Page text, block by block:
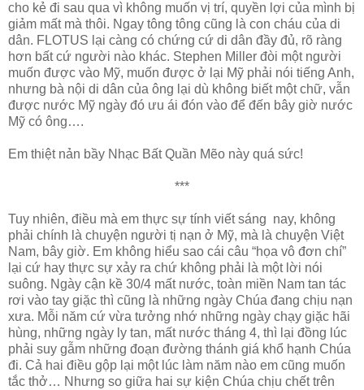
cho kẻ đi sau qua vì không muốn vị trí, quyền lợi của mình bị
giảm mất mà thôi. Ngay tông tông cũng là con cháu của di
dân. FLOTUS lại càng có chứng cứ di dân đầy đủ, rõ ràng
hơn bất cứ người nào khác. Stephen Miller đòi một người
muốn được vào Mỹ, muốn được ở lại Mỹ phải nói tiếng Anh,
nhưng bà nội di dân của ông lại dù không biết một chữ, vẫn
được nước Mỹ ngày đó ưu ái đón vào để đến bây giờ nước
Mỹ có ông….
Em thiệt nản bầy Nhạc Bất Quần Mẽo này quá sức!
***
Tuy nhiên, điều mà em thực sự tính viết sáng nay, không
phải chính là chuyện người tị nạn ở Mỹ, mà là chuyện Việt
Nam, bây giờ. Em không hiểu sao cái câu “họa vô đơn chí”
lại cứ hay thực sự xảy ra chứ không phải là một lời nói
suông. Ngày cận kề 30/4 mất nước, toàn miền Nam tan tác
rơi vào tay giặc thì cũng là những ngày Chúa đang chịu nạn
xưa. Mỗi năm cứ vừa tưởng nhớ những ngày chạy giặc hãi
hùng, những ngày ly tan, mất nước tháng 4, thì lại đồng lúc
phải suy gẫm những đoạn đường thánh giá khổ hạnh Chúa
đi. Cả hai điều gộp lại một lúc làm năm nào em cũng muốn
tắc thở… Nhưng so giữa hai sự kiện Chúa chịu chết trên